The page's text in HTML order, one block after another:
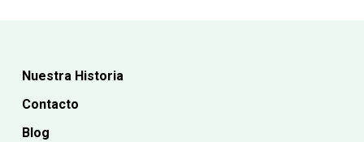
Nuestra Historia
Contacto
Blog